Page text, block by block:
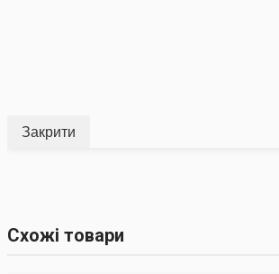
Закрити
Схожі товари